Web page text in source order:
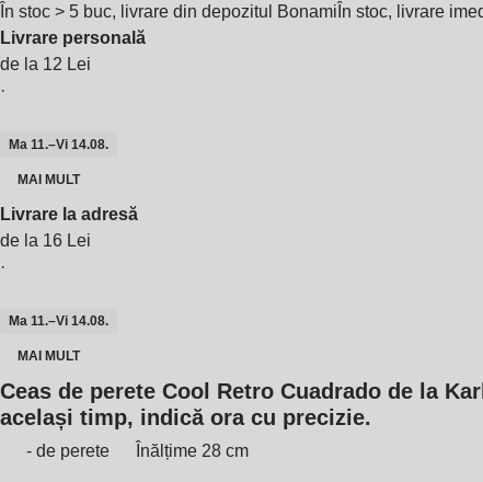
În stoc > 5 buc, livrare din depozitul Bonami În stoc, livrare
Livrare personală
de la 12 Lei
·
Ma 11.–Vi 14.08.
MAI MULT
Livrare la adresă
de la 16 Lei
·
Ma 11.–Vi 14.08.
MAI MULT
Ceas de perete Cool Retro Cuadrado de la
același timp, indică ora cu precizie.
- de perete Înălțime 28 cm